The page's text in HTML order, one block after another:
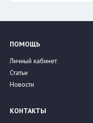
ПОМОЩЬ
Личный кабинет
Статьи
Новости
КОНТАКТЫ